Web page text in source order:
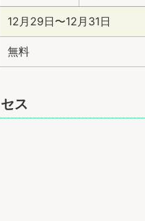
12月29日〜12月31日
無料
ス